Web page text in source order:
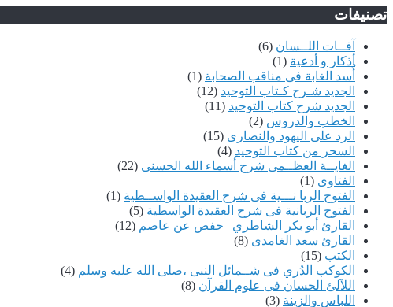
تصنيفات
آفــات اللــسان (6)
أذكار و أدعية (1)
أُسد الغابة فى مناقب الصحابة (1)
الجديد شـرح كـتاب التوحيد (12)
الجديد شرح كتاب التوحيد (11)
الخطب والدروس (2)
الرد على اليهود والنصارى (15)
السحر من كتاب التوحيد (4)
الغايــة العظــمى شرح أسماء الله الحسنى (22)
الفتاوى (1)
الفتوح الربا نـــية فى شرح العقيدة الواســطية (1)
الفتوح الربانية فى شرح العقيدة الواسطية (5)
القارئ أبو بكر الشاطري | حفص عن عاصم (12)
القارئ سعد الغامدى (8)
الكتب (15)
الكوكب الدُري فى شــمائل النبى ،صلى الله عليه وسلم (4)
اللآلئ الحسان فى علوم القرآن (8)
اللباس والزينة (3)